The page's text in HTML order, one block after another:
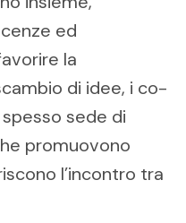
ed
la
di idee, i co-
sede di
promuovono
l’incontro tra